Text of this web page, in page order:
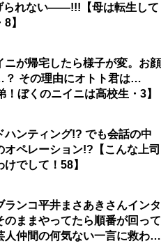
られない――!!!【母は転生して
】
ニが帰宅したら様子が変。お顔
その理由にオトト君は…
！ぼくのニイニは高校生・3】
ハンティング!? でも会話の中
オペレーション!?【こんな上司
けでして！58】
ランコ平井まさあきさんインタ
のままやってたら順番が回って
人仲間の何気ない一言に救われ